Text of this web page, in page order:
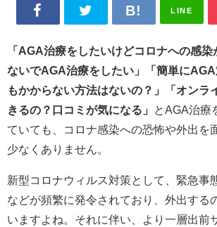
LINE
「AGA治療をしたいけどコロナへの感染
ないでAGA治療をしたい」「簡単に
もかからない方法はないの？」「オンラ
きるの？口コミが気になる 」
とAGA治療
ていても、コロナ感染への恐怖や外出を
少なくありません。
新型コロナウィルス対策として、緊急事
などが頻繁に発令されており、外出する
いますよね。それに伴い、より一層出前